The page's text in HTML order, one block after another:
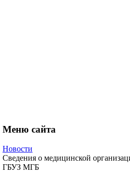
Меню сайта
Новости
Сведения о медицинской
ГБУЗ МГБ